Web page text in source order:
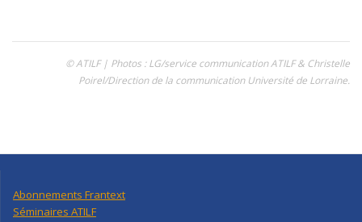
© ATILF | Photos : LG/service communication ATILF & Christelle
Poirel/Direction de la communication Université de Lorraine.
Abonnements Frantext
Séminaires ATILF